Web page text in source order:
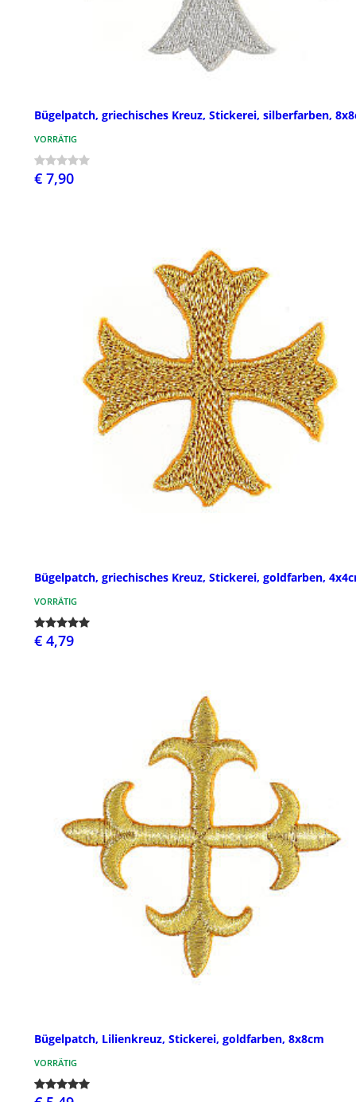
Bügelpatch, griechisches Kreuz, Stickerei, silberfarben,
VORRÄTIG
€ 7,90
Bügelpatch, griechisches Kreuz, Stickerei, goldfarben,
VORRÄTIG
€ 4,79
Bügelpatch, Lilienkreuz, Stickerei, goldfarben, 8x8cm
VORRÄTIG